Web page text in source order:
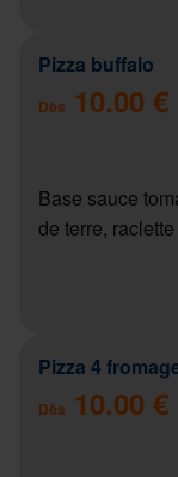
Pizza buffalo
Dès 10.00 €
Base sauce
de terre, raclette
Pizza 4
Dès 10.00 €